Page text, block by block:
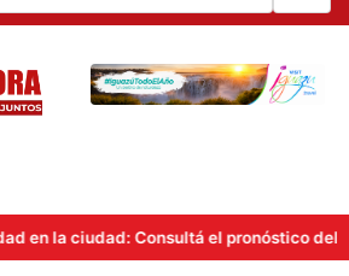
la ciudad: Consultá el pronóstico del